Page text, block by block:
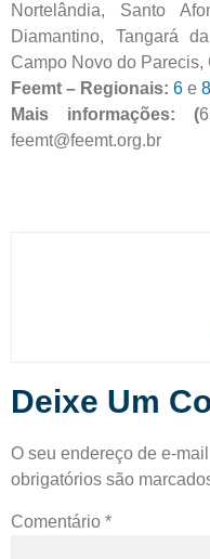
Nortelândia, Santo
Diamantino, Tangará
Campo Novo do
Feemt – Regionais: 6 e 8
Mais informações: (
feemt@feemt.org.br
Deixe Um
O seu endereço de e-
obrigatórios são
Comentário *